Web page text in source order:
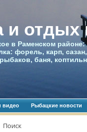
и отдых
в Раменском
форель, карп,
баня,
видео Рыбацкие новости
Поиск